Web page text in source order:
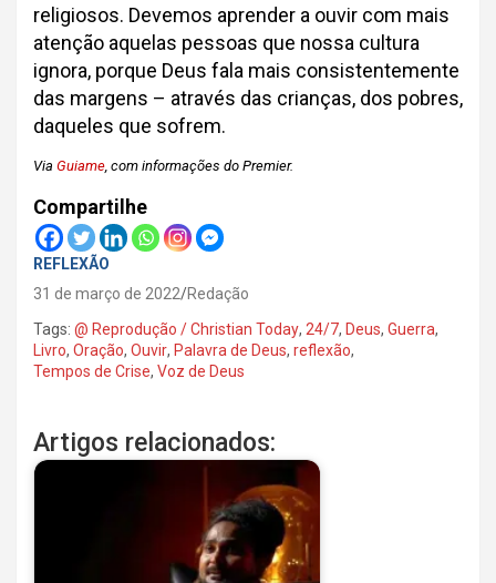
religiosos. Devemos aprender a ouvir com mais
atenção aquelas pessoas que nossa cultura
ignora, porque Deus fala mais consistentemente
das margens – através das crianças, dos pobres,
daqueles que sofrem.
Via Guiame , com informações do Premier.
Compartilhe
REFLEXÃO
31 de março de 2022 Redação
Tags: @ Reprodução / Christian Today, 24/7, Deus, Guerra,
Livro, Oração, Ouvir, Palavra de Deus, reflexão,
Tempos de Crise, Voz de Deus
Artigos relacionados: